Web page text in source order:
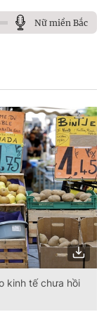
Nữ miền Bắc
kinh tế chưa hồi